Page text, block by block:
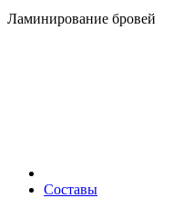
Ламинирование бровей
Составы